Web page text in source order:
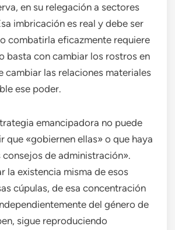
en su relegación a sectores
imbricación es real y debe ser
combatirla eficazmente requiere
basta con cambiar los rostros en
cambiar las relaciones materiales
ese poder.
emancipadora no puede
que «gobiernen ellas» o que haya
consejos de administración».
la existencia misma de esos
cúpulas, de esa concentración
del género de
sigue reproduciendo